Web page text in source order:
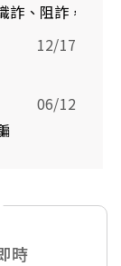
詐、阻詐，你我
12/17
06/12
時